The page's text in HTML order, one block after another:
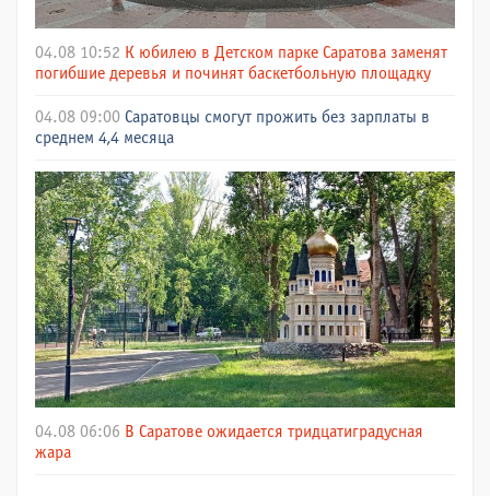
04.08 10:52 К юбилею в Детском парке Саратова заменят
погибшие деревья и починят баскетбольную площадку
04.08 09:00 Саратовцы смогут прожить без зарплаты в
среднем 4,4 месяца
04.08 06:06 В Саратове ожидается тридцатиградусная
жара